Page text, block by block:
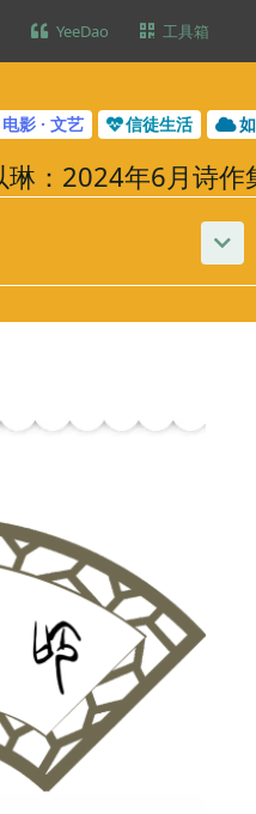
YeeDao 工具箱
影 · 文艺 信徒生活
琳：2024年6月诗作